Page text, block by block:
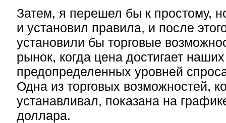
Затем, я перешел бы к простому,
и установил правила, и после
установили бы торговые
рынок, когда цена достигает наших
предопределенных уровней
Одна из торговых возможностей,
устанавливал, показана на
доллара.